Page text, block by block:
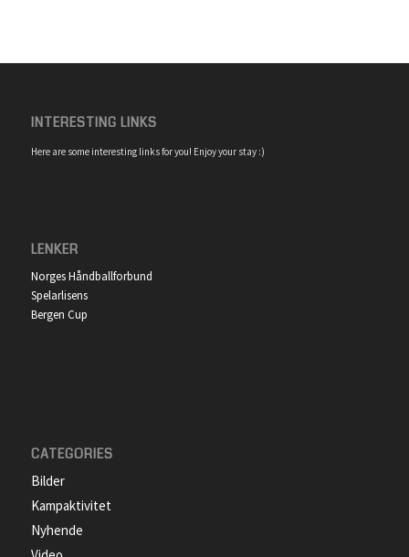
INTERESTING LINKS
Here are some interesting links for you! Enjoy your stay :)
LENKER
Norges Håndballforbund
Spelarlisens
Bergen Cup
CATEGORIES
Bilder
Kampaktivitet
Nyhende